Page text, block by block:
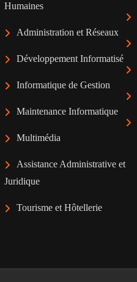
Humaines
Administration et Réseaux
Développement Informatisé
Informatique de Gestion
Maintenance Informatique
Multimédia
Assistance Administrative et
Juridique
Tourisme et Hôtellerie